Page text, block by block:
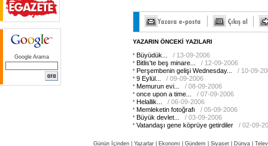
Google Arama
YAZARIN ÖNCEKİ YAZILARI
Büyüdük...
/ 13-09-2006
Bitlis'te beş minare...
/ 12-09-2006
Perşembenin gelişi Wednesday...
/ 10-09-
9 Eylül...
/ 09-09-2006
Memurun evi...
/ 08-09-2006
once upon a time...
/ 07-09-2006
Helallik...
/ 06-09-2006
Memleketin fotoğrafı
/ 05-09-2006
Büyük devlet...
/ 03-09-2006
Vatandaşı gene köprüye getirdiler
/ 02-09-
Günün İçinden Yazarlar Ekonomi Gündem Siyaset Dünya |